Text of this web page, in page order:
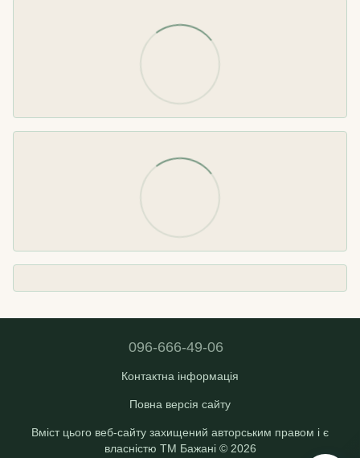
096-666-49-06
Контактна інформація
Повна версія сайту
Вміст цього веб-сайту захищений авторським правом і є
власністю ТМ Бажані © 2026